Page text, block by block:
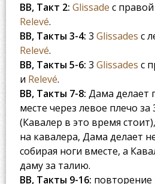
BB, Такт 2: Glissade с
Relevé.
BB, Такты 3-4: 3 Glissades с
Relevé.
BB, Такты 5-6: 3 Glissades с
и Relevé.
BB, Такты 7-8: Дама делает
месте через левое плечо
(Кавалер в это время
на кавалера, Дама делает
собирая ноги вместе, а
даму за талию.
BB, Такты 9-16: повторение